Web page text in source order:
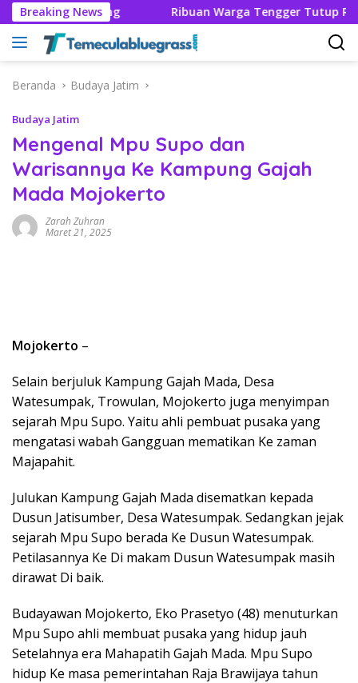
Langsung
ke
konten
Breaking News
Bandung Ribuan Warga Tengger Tutup Rangkaian
Beranda Budaya Jatim
Budaya Jatim
Mengenal Mpu Supo dan
Warisannya Ke Kampung Gajah
Mada Mojokerto
Zarah Zuhran
Maret 21, 2025
Mojokerto –
Selain berjuluk Kampung Gajah Mada, Desa
Watesumpak, Trowulan, Mojokerto juga menyimpan
sejarah Mpu Supo. Yaitu ahli pembuat pusaka yang
mengatasi wabah Gangguan mematikan Ke zaman
Majapahit.
Julukan Kampung Gajah Mada disematkan kepada
Dusun Jatisumber, Desa Watesumpak. Sedangkan jejak
sejarah Mpu Supo berada Ke Dusun Watesumpak.
Petilasannya Ke Di makam Dusun Watesumpak masih
dirawat Di baik.
Budayawan Mojokerto, Eko Prasetyo (48) menuturkan
Mpu Supo ahli membuat pusaka yang hidup jauh
Setelahnya era Mahapatih Gajah Mada. Mpu Supo
hidup Ke masa pemerintahan Raja Brawijaya tahun